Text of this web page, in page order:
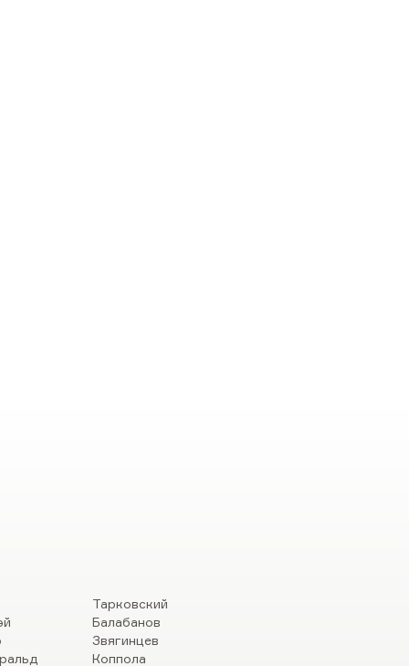
Тарковский
Балабанов
Звягинцев
Коппола